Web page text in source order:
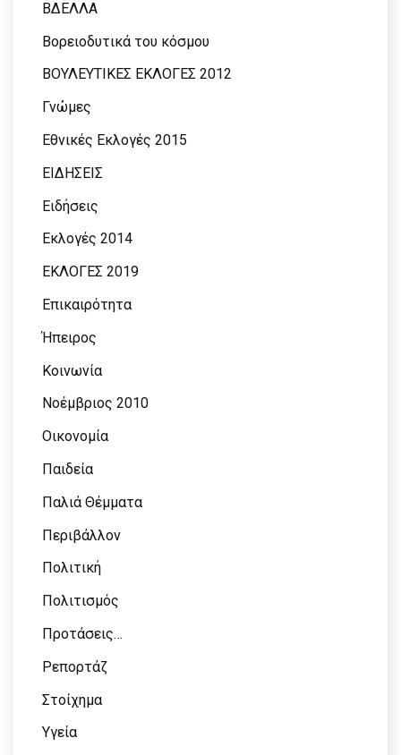
ΒΔΕΛΛΑ
Βορειοδυτικά του κόσμου
ΒΟΥΛΕΥΤΙΚΕΣ ΕΚΛΟΓΕΣ 2012
Γνώμες
Εθνικές Εκλογές 2015
ΕΙΔΗΣΕΙΣ
Ειδήσεις
Εκλογές 2014
ΕΚΛΟΓΕΣ 2019
Επικαιρότητα
Ήπειρος
Κοινωνία
Νοέμβριος 2010
Οικονομία
Παιδεία
Παλιά Θέμματα
Περιβάλλον
Πολιτική
Πολιτισμός
Προτάσεις…
Ρεπορτάζ
Στοίχημα
Υγεία